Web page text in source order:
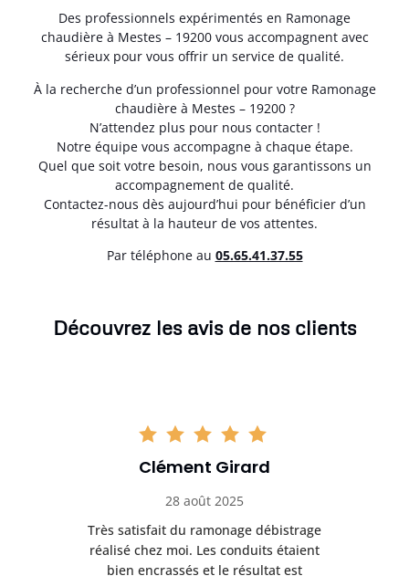
Des professionnels expérimentés en Ramonage
chaudière à Mestes – 19200 vous accompagnent avec
sérieux pour vous offrir un service de qualité.
À la recherche d’un professionnel pour votre Ramonage
chaudière à Mestes – 19200 ?
N’attendez plus pour nous contacter !
Notre équipe vous accompagne à chaque étape.
Quel que soit votre besoin, nous vous garantissons un
accompagnement de qualité.
Contactez-nous dès aujourd’hui pour bénéficier d’un
résultat à la hauteur de vos attentes.
Par téléphone au 05.65.41.37.55
Découvrez les avis de nos clients
Clément Girard
28 août 2025
Très satisfait du ramonage débistrage
réalisé chez moi. Les conduits étaient
bien encrassés et le résultat est